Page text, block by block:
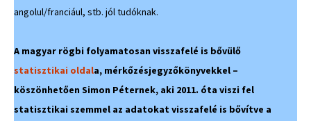
angolul/franciául, stb. jól tudóknak.
A magyar rögbi folyamatosan visszafelé is bővülő
statisztikai oldala, mérkőzésjegyzőkönyvekkel –
köszönhetően Simon Péternek, aki 2011. óta viszi fel
statisztikai szemmel az adatokat visszafelé is bővítve a